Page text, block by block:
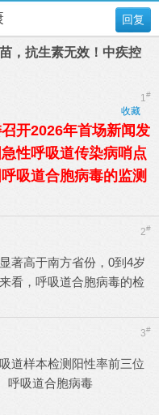
回复
，抗生素无效！中疾控
1#
收藏
开2026年首场新闻发
性呼吸道传染病哨点
吸道合胞病毒的监测
2#
著高于南方省份，0到4岁
看，呼吸道合胞病毒的检
3#
道样本检测阳性率前三位
呼吸道合胞病毒